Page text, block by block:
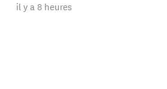
il y a 8 heures